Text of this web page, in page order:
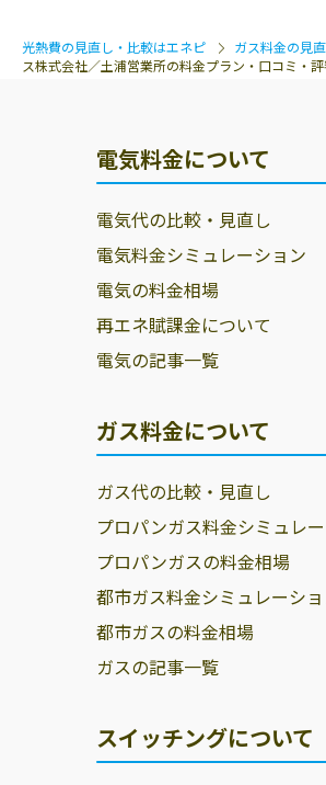
光熱費の見直し・比較はエネピ ガス料金の見
ス株式会社／土浦営業所の料金プラン・口コミ・評
電気料金について
電気代の比較・見直し
電気料金シミュレーション
電気の料金相場
再エネ賦課金について
電気の記事一覧
ガス料金について
ガス代の比較・見直し
プロパンガス料金シミュレ
プロパンガスの料金相場
都市ガス料金シミュレーシ
都市ガスの料金相場
ガスの記事一覧
スイッチングについて